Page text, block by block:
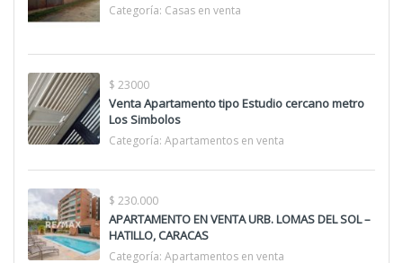
Categoría: Casas en venta
$ 23000
Venta Apartamento tipo Estudio cercano metro
Los Simbolos
Categoría: Apartamentos en venta
$ 230.000
APARTAMENTO EN VENTA URB. LOMAS DEL SOL –
HATILLO, CARACAS
Categoría: Apartamentos en venta